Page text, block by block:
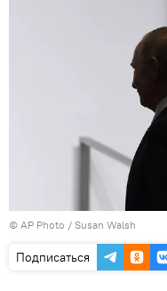
© AP Photo / Susan Walsh
Подписаться